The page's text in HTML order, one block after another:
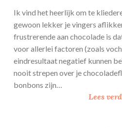
Ik vind het heerlijk om te
gewoon lekker je vingers
frustrerende aan chocolade is
voor allerlei factoren (zoals
eindresultaat negatief kunnen
nooit strepen over je
bonbons zijn…
Lees